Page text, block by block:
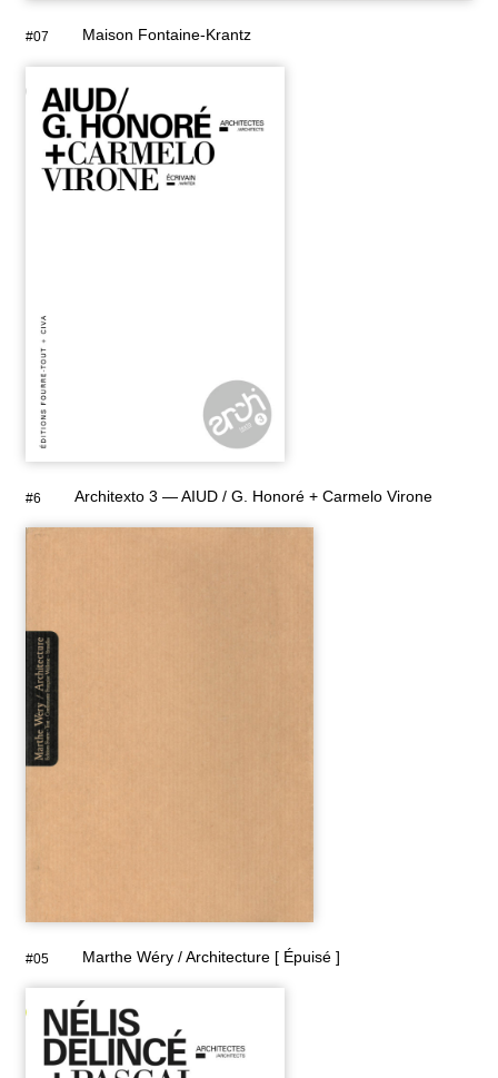
#07 Maison Fontaine-Krantz
#6 Architexto 3 — AIUD / G. Honoré + Carmelo Virone
#05 Marthe Wéry / Architecture [ Épuisé ]